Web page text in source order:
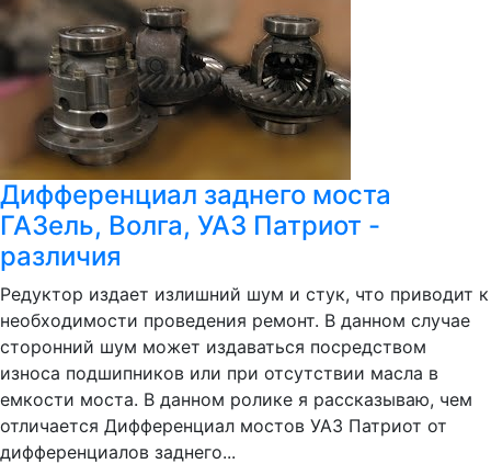
Дифференциал заднего моста
ГАЗель, Волга, УАЗ Патриот -
различия
Редуктор издает излишний шум и стук, что приводит к
необходимости проведения ремонт. В данном случае
сторонний шум может издаваться посредством
износа подшипников или при отсутствии масла в
емкости моста. В данном ролике я рассказываю, чем
отличается Дифференциал мостов УАЗ Патриот от
дифференциалов заднего...